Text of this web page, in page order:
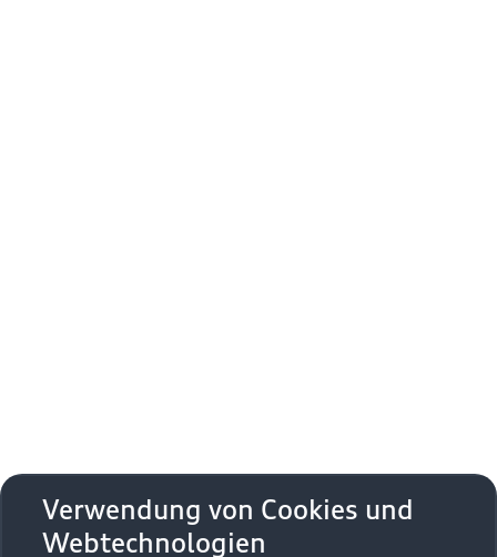
Zurück nach oben
Modelle
Verwendung von Cookies und
Webtechnologien